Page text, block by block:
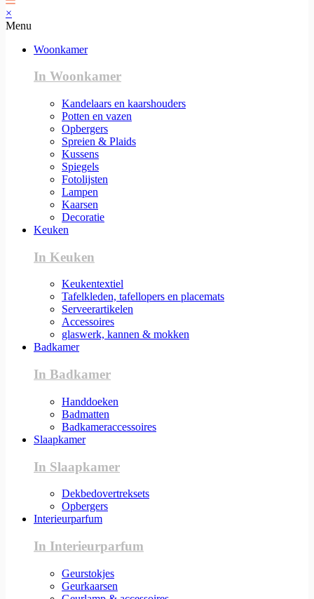
×
Menu
Woonkamer
In Woonkamer
Kandelaars en kaarshouders
Potten en vazen
Opbergers
Spreien & Plaids
Kussens
Spiegels
Fotolijsten
Lampen
Kaarsen
Decoratie
Keuken
In Keuken
Keukentextiel
Tafelkleden, tafellopers en placemats
Serveerartikelen
Accessoires
glaswerk, kannen & mokken
Badkamer
In Badkamer
Handdoeken
Badmatten
Badkameraccessoires
Slaapkamer
In Slaapkamer
Dekbedovertreksets
Opbergers
Interieurparfum
In Interieurparfum
Geurstokjes
Geurkaarsen